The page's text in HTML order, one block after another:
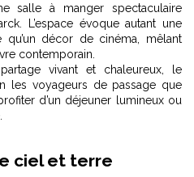
salle à manger spectaculaire
L’espace évoque autant une
qu’un décor de cinéma, mêlant
contemporain.
vivant et chaleureux, le
les voyageurs de passage que
d’un déjeuner lumineux ou
ciel et terre